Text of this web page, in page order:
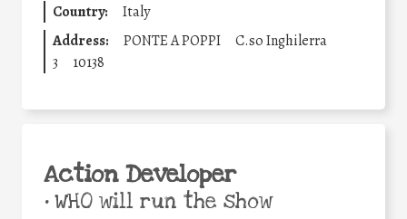
Country:
Italy
Address:
PONTE A POPPI
C.so Inghilerra
3
10138
Action Developer
•WHO will run the show